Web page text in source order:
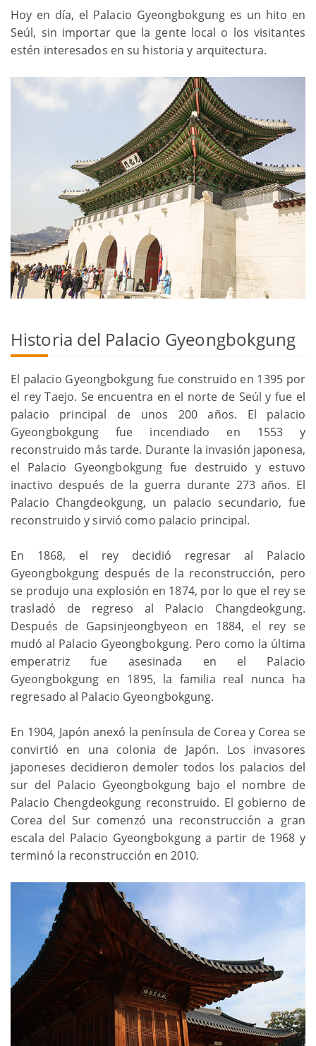
Hoy en día, el Palacio Gyeongbokgung es un hito en
Seúl, sin importar que la gente local o los visitantes
estén interesados en su historia y arquitectura.
Historia del Palacio Gyeongbokgung
El palacio Gyeongbokgung fue construido en 1395 por
el rey Taejo. Se encuentra en el norte de Seúl y fue el
palacio principal de unos 200 años. El palacio
Gyeongbokgung fue incendiado en 1553 y
reconstruido más tarde. Durante la invasión japonesa,
el Palacio Gyeongbokgung fue destruido y estuvo
inactivo después de la guerra durante 273 años. El
Palacio Changdeokgung, un palacio secundario, fue
reconstruido y sirvió como palacio principal.
En 1868, el rey decidió regresar al Palacio
Gyeongbokgung después de la reconstrucción, pero
se produjo una explosión en 1874, por lo que el rey se
trasladó de regreso al Palacio Changdeokgung.
Después de Gapsinjeongbyeon en 1884, el rey se
mudó al Palacio Gyeongbokgung. Pero como la última
emperatriz fue asesinada en el Palacio
Gyeongbokgung en 1895, la familia real nunca ha
regresado al Palacio Gyeongbokgung.
En 1904, Japón anexó la península de Corea y Corea se
convirtió en una colonia de Japón. Los invasores
japoneses decidieron demoler todos los palacios del
sur del Palacio Gyeongbokgung bajo el nombre de
Palacio Chengdeokgung reconstruido. El gobierno de
Corea del Sur comenzó una reconstrucción a gran
escala del Palacio Gyeongbokgung a partir de 1968 y
terminó la reconstrucción en 2010.